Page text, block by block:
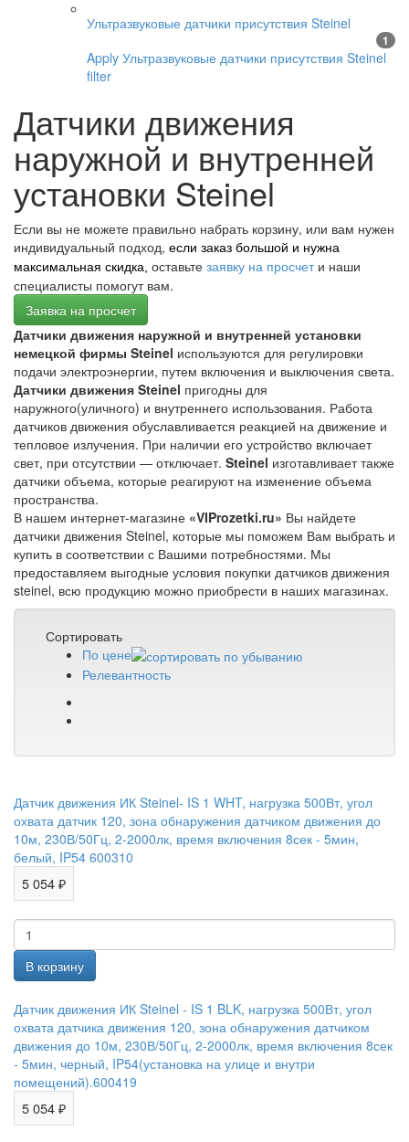
Ультразвуковые датчики присутствия Steinel
1
Apply Ультразвуковые датчики присутствия Steinel
filter
Датчики движения
наружной и внутренней
установки Steinel
Если вы не можете правильно набрать корзину, или вам нужен
индивидуальный подход, если заказ большой и нужна
максимальная скидка, оставьте заявку на просчети наши
специалисты помогут вам.
Заявка на просчет
Датчики движения наружной и внутренней установки
немецкой фирмы Steinel используются для регулировки
подачи электроэнергии, путем включения и выключения света.
Датчики движения Steinel пригодны для
наружного(уличного) и внутреннего использования. Работа
датчиков движения обуславливается реакцией на движение и
тепловое излучения. При наличии его устройство включает
свет, при отсутствии — отключает. Steinel изготавливает также
датчики объема, которые реагируют на изменение объема
пространства.
В нашем интернет-магазине «VIProzetki.ru» Вы найдете
датчики движения Steinel, которые мы поможем Вам выбрать и
купить в соответствии с Вашими потребностями. Мы
предоставляем выгодные условия покупки датчиков движения
steinel, всю продукцию можно приобрести в наших магазинах.
Сортировать
По цене
Релевантность
Датчик движения ИК Steinel- IS 1 WHT, нагрузка 500Вт, угол
охвата датчик 120, зона обнаружения датчиком движения до
10м, 230В/50Гц, 2-2000лк, время включения 8сек - 5мин,
белый, IP54 600310
5 054 ₽
Датчик движения ИК Steinel - IS 1 BLK, нагрузка 500Вт, угол
охвата датчика движения 120, зона обнаружения датчиком
движения до 10м, 230В/50Гц, 2-2000лк, время включения 8сек
- 5мин, черный, IP54(установка на улице и внутри
помещений).600419
5 054 ₽